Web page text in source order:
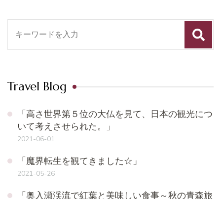
Travel Blog
「高さ世界第５位の大仏を見て、日本の観光につ
いて考えさせられた。」
2021-06-01
「魔界転生を観てきました☆」
2021-05-26
「奥入瀬渓流で紅葉と美味しい食事～秋の青森旅